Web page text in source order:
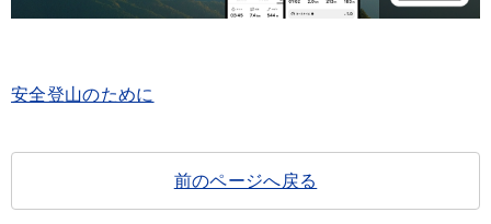
安全登山のために
前のページへ戻る